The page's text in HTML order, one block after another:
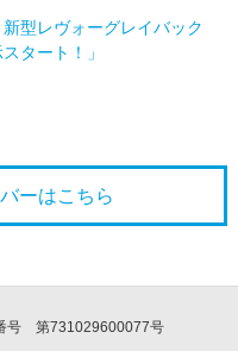
新型レヴォーグレイバック
タート！」
ーはこちら
号 第731029600077号